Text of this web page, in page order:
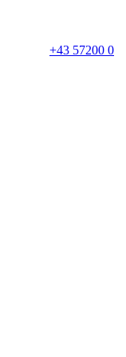
+43 57200 0